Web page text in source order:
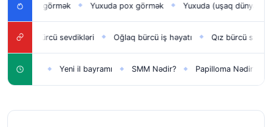
uşağı görmək ◆ Yuxuda pox görmək ◆ Yuxuda (uşaq dünyaya
bürcü sevdikləri ◆ Oğlaq bürcü iş həyatı ◆ Qız bürcü
üçün Yeni il bayramı ◆ SMM Nədir? ◆ Papilloma Nədir?